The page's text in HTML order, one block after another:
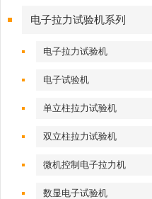
电子拉力试验机系列
电子拉力试验机
电子试验机
单立柱拉力试验机
双立柱拉力试验机
微机控制电子拉力机
数显电子试验机